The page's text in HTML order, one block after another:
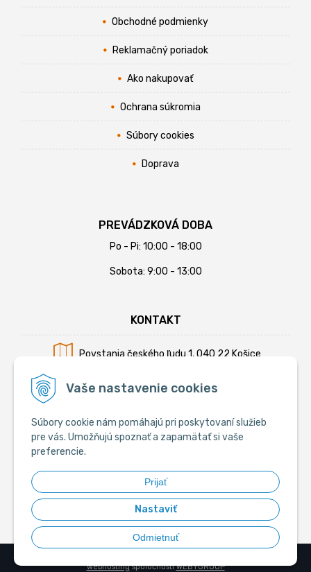
Vaše nastavenie cookies
Súbory cookie nám pomáhajú pri poskytovaní služieb
pre vás. Umožňujú spoznať a zapamätať si vaše
preferencie.
Prijať
Nastaviť
Odmietnuť
Obchodné podmienky
Reklamačný poriadok
Ako nakupovať
Ochrana súkromia
Súbory cookies
Doprava
PREVÁDZKOVÁ DOBA
Po - Pi: 10:00 - 18:00
Sobota: 9:00 - 13:00
KONTAKT
Povstania českého ľudu 1, 040 22 Košice
Mobil:+421 902 794 355
E-mail:info@krmiva.sk
webhostingspoločnostiWEBYGROUP